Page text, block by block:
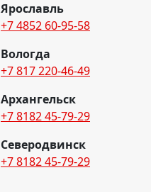
Ярославль
+7 4852 60-95-58
Вологда
+7 817 220-46-49
Архангельск
+7 8182 45-79-29
Северодвинск
+7 8182 45-79-29